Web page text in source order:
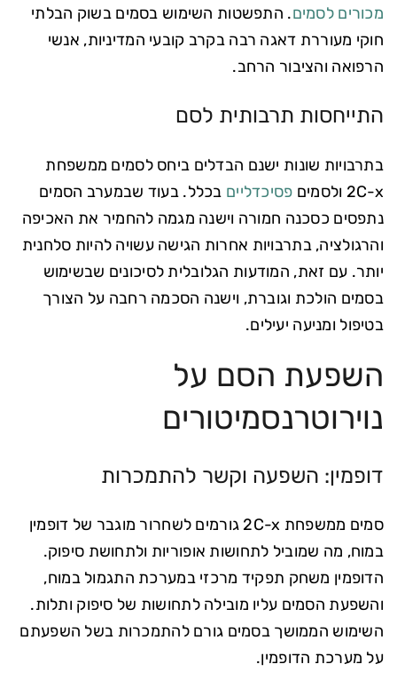
מכורים לסמים. התפשטות השימוש בסמים בשוק הבלתי
חוקי מעוררת דאגה רבה בקרב קובעי המדיניות, אנשי
הרפואה והציבור הרחב.
התייחסות תרבותית לסם
בתרבויות שונות ישנם הבדלים ביחס לסמים ממשפחת
2C-x ולסמים
פסיכדליים בכלל. בעוד שבמערב הסמים
נתפסים כסכנה חמורה וישנה מגמה להחמיר את האכיפה
והרגולציה, בתרבויות אחרות הגישה עשויה להיות סלחנית
יותר. עם זאת, המודעות הגלובלית לסיכונים שבשימוש
בסמים הולכת וגוברת, וישנה הסכמה רחבה על הצורך
בטיפול ומניעה יעילים.
השפעת הסם על
נוירוטרנסמיטורים
דופמין: השפעה וקשר להתמכרות
סמים ממשפחת 2C-x גורמים לשחרור מוגבר של דופמין
במוח, מה שמוביל לתחושות אופוריות ולתחושת סיפוק.
הדופמין משחק תפקיד מרכזי במערכת התגמול במוח,
והשפעת הסמים עליו מובילה לתחושות של סיפוק ותלות.
השימוש הממושך בסמים גורם להתמכרות בשל השפעתם
על מערכת הדופמין.